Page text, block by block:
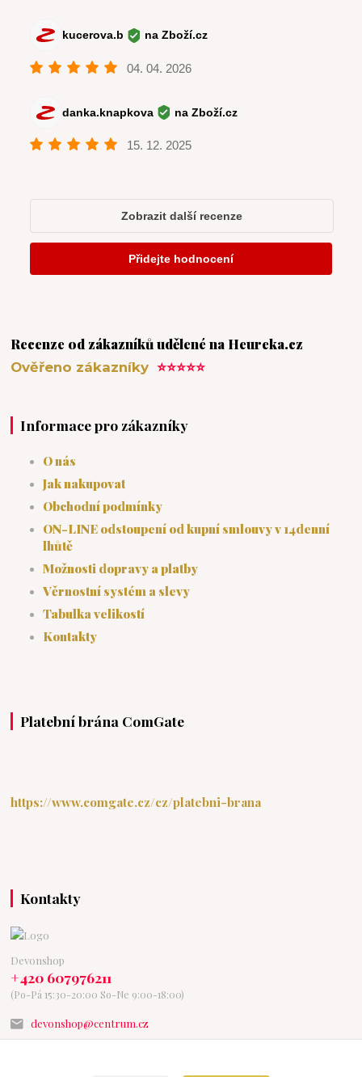
Recenze od zákazníků udělené na Heureka.cz
Ověřeno zákazníky⭐⭐⭐⭐⭐
Informace pro zákazníky
O nás
Jak nakupovat
Obchodní podmínky
ON-LINE odstoupení od kupní smlouvy v 14denní
lhůtě
Možnosti dopravy a platby
Věrnostní systém a slevy
Tabulka velikostí
Kontakty
Platební brána ComGate
https://www.comgate.cz/cz/platebni-brana
Kontakty
Devonshop
+420 607976211
(Po-Pá 15:30-20:00 So-Ne 9:00-18:00)
devonshop@centrum.cz